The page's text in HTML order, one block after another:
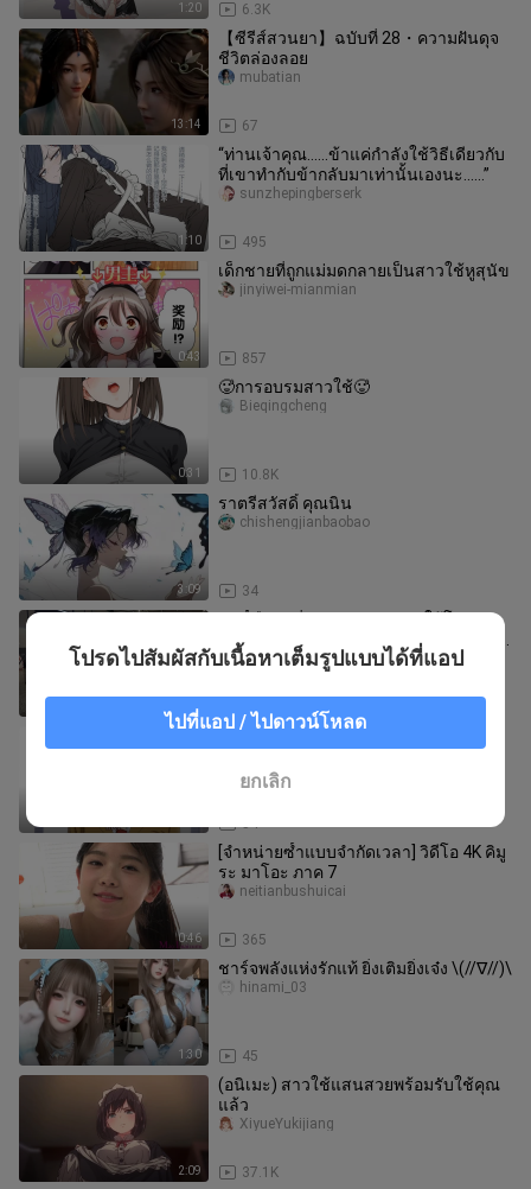
1:20 6.3K
13:14
【ซีรีส์สวนยา】ฉบับที่ 28・ความฝันดุจ
ชีวิตล่องลอย
67
mubatian
1:10
“ท่านเจ้าคุณ......ข้าแค่กำลังใช้วิธีเดียวกับ
ที่เขาทำกับข้ากลับมาเท่านั้นเองนะ......”
495
sunzhepingberserk
0:43
เด็กชายที่ถูกแม่มดกลายเป็นสาวใช้หูสุนัข
857
jinyiwei-mianmian
0:31
🥵การอบรมสาวใช้🥵
10.8K
Bieqingcheng
3:09
ราตรีสวัสดิ์ คุณนิน
34
chishengjianbaobao
และยัตสึโยะที่น่ารักที่สุดในโลกทั้งสองคน
สุขสันต์วันเกิด!
cyaloneyang
ตอนที่รู้กันดีนั้นไม่สามารถเผยแพร่ได้
54
0:46
[จำหน่ายซ้ำแบบจำกัดเวลา] วิดีโอ 4K คิมู
ระ มาโอะ ภาค 7
365
neitianbushuicai
1:30
ชาร์จพลังแห่งรักแท้ ยิ่งเติมยิ่งเจ๋ง \(//∇//)\
45
hinami_03
2:09
(อนิเมะ) สาวใช้แสนสวยพร้อมรับใช้คุณ
แล้ว
37.1K
XiyueYukijiang
โปรดไปสัมผัสกับเนื้อหาเต็มรูปแบบได้ที่แอป
ไปที่แอป / ไปดาวน์โหลด
ยกเลิก